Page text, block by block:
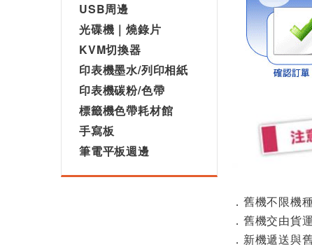
USB周邊
光碟機｜燒錄片
KVM切換器
印表機墨水/列印相紙
印表機碳粉/色帶
標籤機色帶耗材館
手寫板
筆電平板週邊
．舊機不限機
．舊機交由貨
．新機遞送與